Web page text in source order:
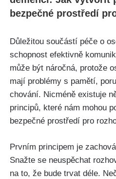
bezpečné prostředí
Důležitou součástí péče o
schopnost efektivně
může být náročná, protože
mají problémy s pamětí,
chování. Nicméně existuje
principů, které nám mohou
bezpečné prostředí pro
Prvním principem je
Snažte se neuspěchat
na to, že bude trvat déle.